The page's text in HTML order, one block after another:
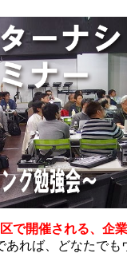
で開催される、企
れば、どなたでも